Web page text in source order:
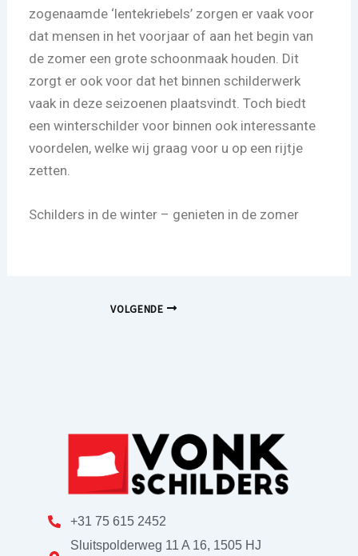
zogenaamde ‘lentekriebels’ zorgen er vaak voor
dat mensen in het voorjaar of aan het begin van
de zomer een grote schoonmaak houden. Dit
zorgt er ook voor dat het binnen schilderwerk
vaak in deze seizoenen plaatsvindt. Toch biedt
een winterschilder voor binnen ook interessante
voordelen, welke wij graag voor u op een rijtje
zetten.
Schilders in de winter – genieten in de zomer
VOLGENDE
+31 75 615 2452
Sluitspolderweg 11 A 16, 1505 HJ